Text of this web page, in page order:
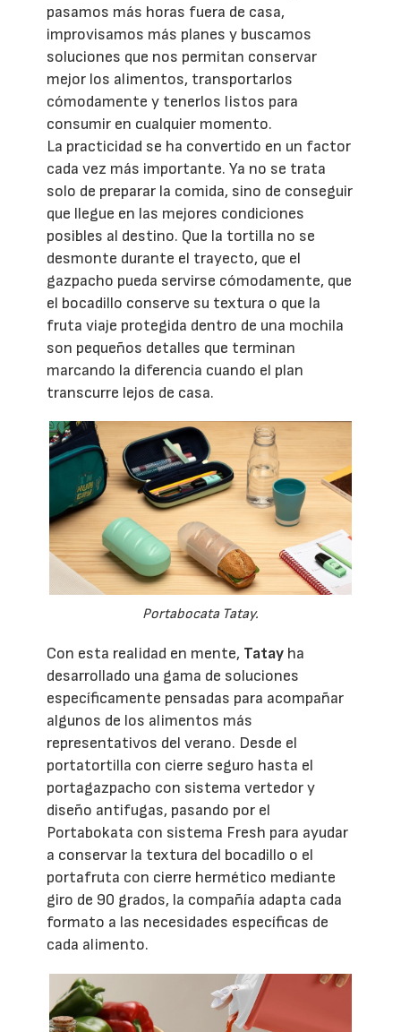
pasamos más horas fuera de casa,
improvisamos más planes y buscamos
soluciones que nos permitan conservar
mejor los alimentos, transportarlos
cómodamente y tenerlos listos para
consumir en cualquier momento.
La practicidad se ha convertido en un factor
cada vez más importante. Ya no se trata
solo de preparar la comida, sino de conseguir
que llegue en las mejores condiciones
posibles al destino. Que la tortilla no se
desmonte durante el trayecto, que el
gazpacho pueda servirse cómodamente, que
el bocadillo conserve su textura o que la
fruta viaje protegida dentro de una mochila
son pequeños detalles que terminan
marcando la diferencia cuando el plan
transcurre lejos de casa.
Portabocata Tatay.
Con esta realidad en mente, Tatay ha
desarrollado una gama de soluciones
específicamente pensadas para acompañar
algunos de los alimentos más
representativos del verano. Desde el
portatortilla con cierre seguro hasta el
portagazpacho con sistema vertedor y
diseño antifugas, pasando por el
Portabokata con sistema Fresh para ayudar
a conservar la textura del bocadillo o el
portafruta con cierre hermético mediante
giro de 90 grados, la compañía adapta cada
formato a las necesidades específicas de
cada alimento.